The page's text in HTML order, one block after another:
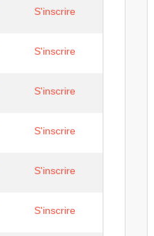
S'inscrire
S'inscrire
S'inscrire
S'inscrire
S'inscrire
S'inscrire